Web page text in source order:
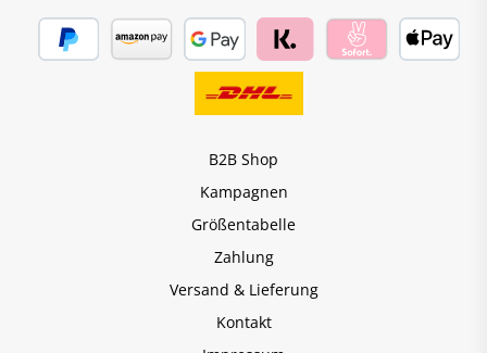
B2B Shop
Kampagnen
Größentabelle
Zahlung
Versand & Lieferung
Kontakt